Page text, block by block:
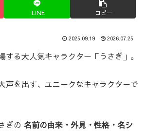
LINE コピー
2025.09.19 2026.07.25
する大人気キャラクター「うさぎ」。
声を出す、ユニークなキャラクターで
ぎの 名前の由来・外見・性格・名シ